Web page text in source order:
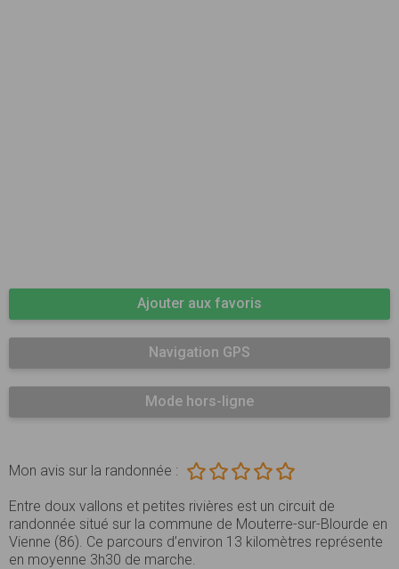
Ajouter aux favoris
Navigation GPS
Mode hors-ligne
Mon avis sur la randonnée :
Entre doux vallons et petites rivières est un circuit de
randonnée situé sur la commune de Mouterre-sur-Blourde en
Vienne (86). Ce parcours d’environ 13 kilomètres représente
en moyenne 3h30 de marche.